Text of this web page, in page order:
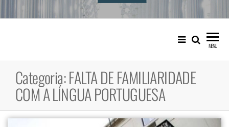
InclusiveCourts
Igualdade e diferença cultural na
prática judicial portuguesa
MENU
Categoria:FALTA DE FAMILIARIDADE
COM A LÍNGUA PORTUGUESA